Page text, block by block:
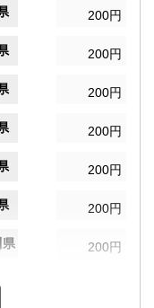
200円
200円
200円
200円
200円
200円
県 200円